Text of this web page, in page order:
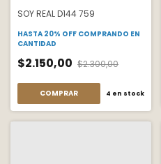
SOY REAL D144 759
HASTA 20% OFF COMPRANDO EN
CANTIDAD
$2.150,00 $2.300,00
COMPRAR 4 en stock